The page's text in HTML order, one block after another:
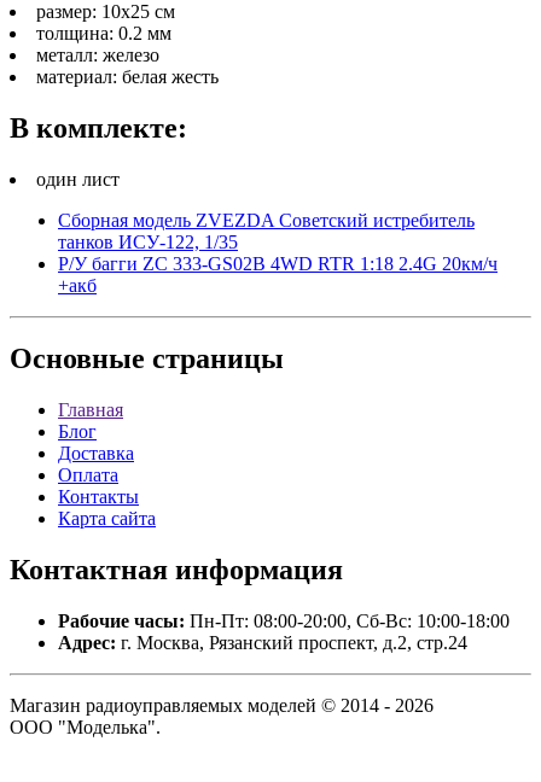
размер: 10х25 см
толщина: 0.2 мм
металл: железо
материал: белая жесть
В комплекте:
один лист
Сборная модель ZVEZDA Советский истребитель
танков ИСУ-122, 1/35
Р/У багги ZC 333-GS02B 4WD RTR 1:18 2.4G 20км/ч
+акб
Основные страницы
Главная
Блог
Доставка
Оплата
Контакты
Карта сайта
Контактная информация
Рабочие часы: Пн-Пт: 08:00-20:00, Сб-Вс: 10:00-18:00
Адрес: г. Москва, Рязанский проспект, д.2, стр.24
Магазин радиоуправляемых моделей © 2014 - 2026
ООО "Моделька".